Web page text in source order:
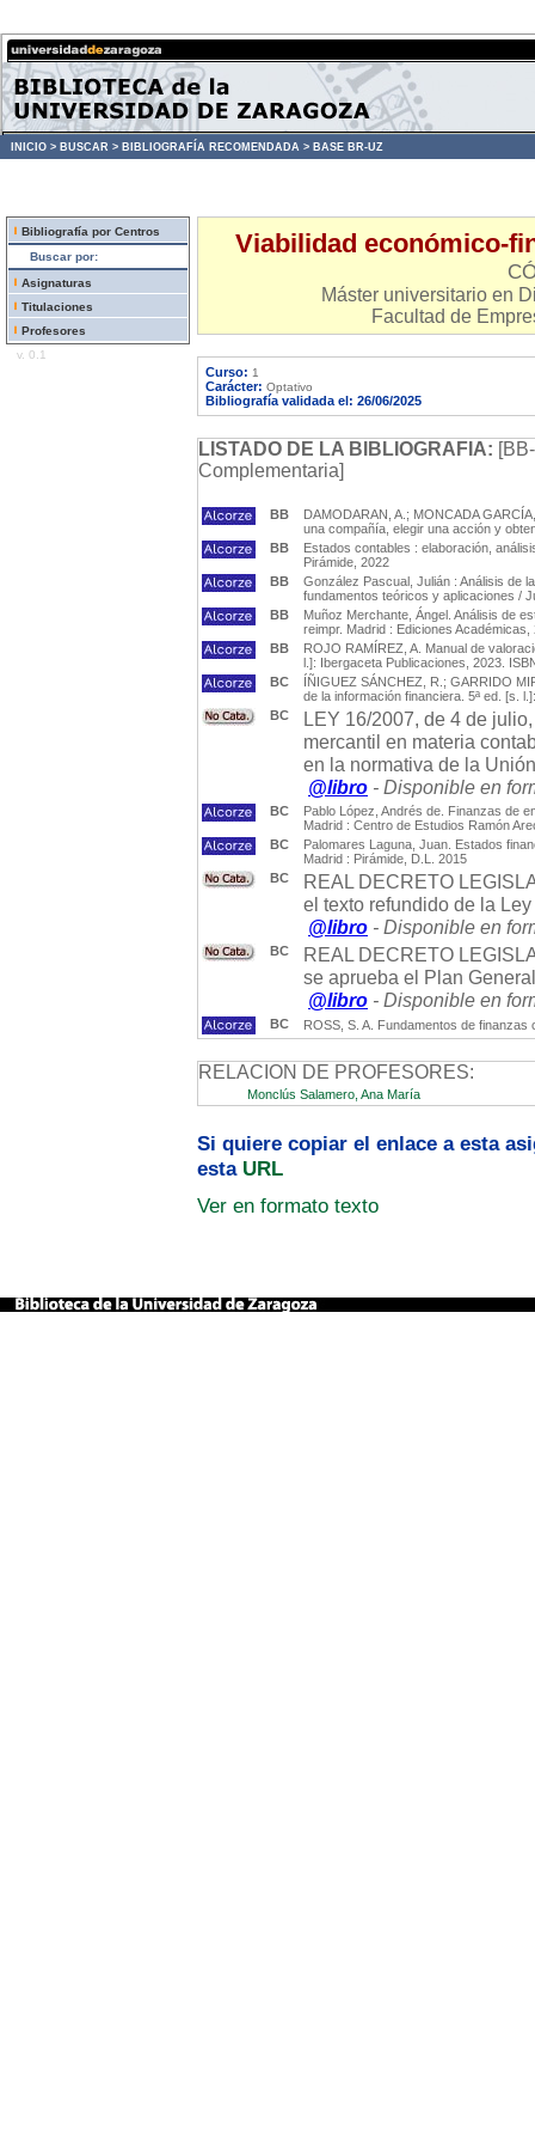
INICIO > BUSCAR > BIBLIOGRAFÍA RECOMENDADA > BASE BR-UZ
Bibliografía por Centros
Buscar por:
Asignaturas
Titulaciones
Profesores
v. 0.1
Viabilidad económico-
Máster universitario en
Facultad de
Curso: 1
Carácter: Optativo
Bibliografía validada el: 26/06/2025
LISTADO DE LA BIBLIOGRAFIA:
Complementaria]
BB
DAMODARAN, A.; MONCADA
una compañía, elegir una acción y
BB
Estados contables : elaboración,
Pirámide, 2022
BB
González Pascual, Julián : Análisis de
fundamentos teóricos y aplicaciones /
BB
Muñoz Merchante, Ángel. Análisis de
reimpr. Madrid : Ediciones Académicas,
BB
ROJO RAMÍREZ, A. Manual de
l.]: Ibergaceta Publicaciones, 2023.
BC
ÍÑIGUEZ SÁNCHEZ, R.; GARRIDO
de la información financiera. 5ª ed. [s.
BC
LEY 16/2007, de 4 de
mercantil en materia
en la normativa de la
@libro - Disponible en
BC
Pablo López, Andrés de. Finanzas de
Madrid : Centro de Estudios Ramón
BC
Palomares Laguna, Juan. Estados
Madrid : Pirámide, D.L. 2015
BC
REAL DECRETO
el texto refundido de la
@libro - Disponible en
BC
REAL DECRETO
se aprueba el Plan
@libro - Disponible en
BC ROSS, S. A. Fundamentos de
RELACION DE PROFESORES:
Monclús Salamero, Ana María
Si quiere copiar el enlace a esta
esta URL
Ver en formato texto